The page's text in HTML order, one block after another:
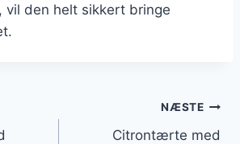
vil den helt sikkert bringe
NÆSTE
Citrontærte med